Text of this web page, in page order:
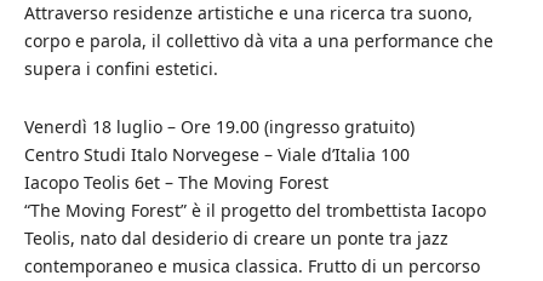
Attraverso residenze artistiche e una ricerca tra suono,
corpo e parola, il collettivo dà vita a una performance che
supera i confini estetici.
Venerdì 18 luglio – Ore 19.00 (ingresso gratuito)
Centro Studi Italo Norvegese – Viale d’Italia 100
Iacopo Teolis 6et – The Moving Forest
“The Moving Forest” è il progetto del trombettista Iacopo
Teolis, nato dal desiderio di creare un ponte tra jazz
contemporaneo e musica classica. Frutto di un percorso